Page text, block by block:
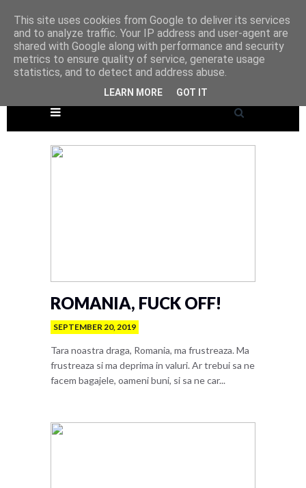
ROMANIA, FUCK OFF!
SEPTEMBER 20, 2019
Tara noastra draga, Romania, ma frustreaza. Ma
frustreaza si ma deprima in valuri. Ar trebui sa ne
facem bagajele, oameni buni, si sa ne car...
This site uses cookies from Google to deliver its services
and to analyze traffic. Your IP address and user-agent are
shared with Google along with performance and security
metrics to ensure quality of service, generate usage
statistics, and to detect and address abuse.
LEARN MORE GOT IT